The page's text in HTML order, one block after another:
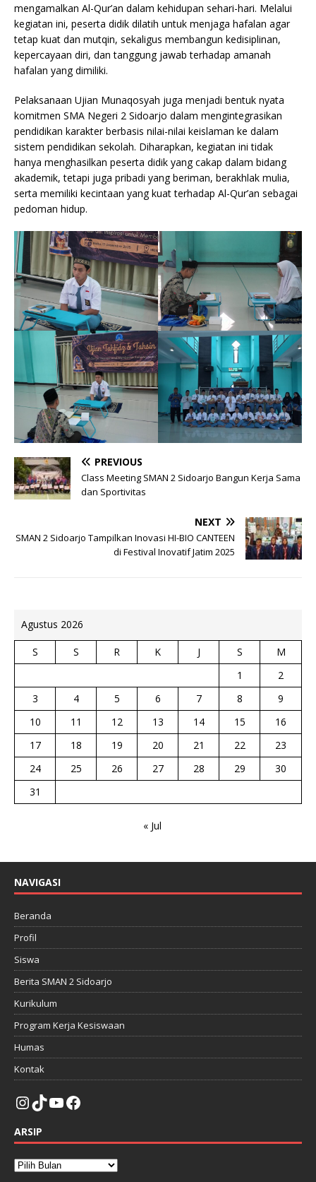
mengamalkan Al-Qur’an dalam kehidupan sehari-hari. Melalui
kegiatan ini, peserta didik dilatih untuk menjaga hafalan agar
tetap kuat dan mutqin, sekaligus membangun kedisiplinan,
kepercayaan diri, dan tanggung jawab terhadap amanah
hafalan yang dimiliki.
Pelaksanaan Ujian Munaqosyah juga menjadi bentuk nyata
komitmen SMA Negeri 2 Sidoarjo dalam mengintegrasikan
pendidikan karakter berbasis nilai-nilai keislaman ke dalam
sistem pendidikan sekolah. Diharapkan, kegiatan ini tidak
hanya menghasilkan peserta didik yang cakap dalam bidang
akademik, tetapi juga pribadi yang beriman, berakhlak mulia,
serta memiliki kecintaan yang kuat terhadap Al-Qur’an sebagai
pedoman hidup.
PREVIOUS
Class Meeting SMAN 2 Sidoarjo Bangun Kerja Sama
dan Sportivitas
NEXT
SMAN 2 Sidoarjo Tampilkan Inovasi HI-BIO CANTEEN
di Festival Inovatif Jatim 2025
Agustus 2026
S S R K J S
M
1
2
3
4 5 6 7 8
9
10
11 12 13 14 15
16
17
18 19 20 21 22
23
24
25 26 27 28 29
30
31
« Jul
NAVIGASI
Beranda
Profil
Siswa
Berita SMAN 2 Sidoarjo
Kurikulum
Program Kerja Kesiswaan
Humas
Kontak
ARSIP